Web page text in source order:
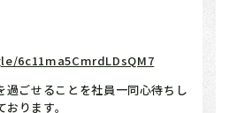
6c11ma5CmrdLDsQM7
過ごせることを社員一同心待ちし
おります。